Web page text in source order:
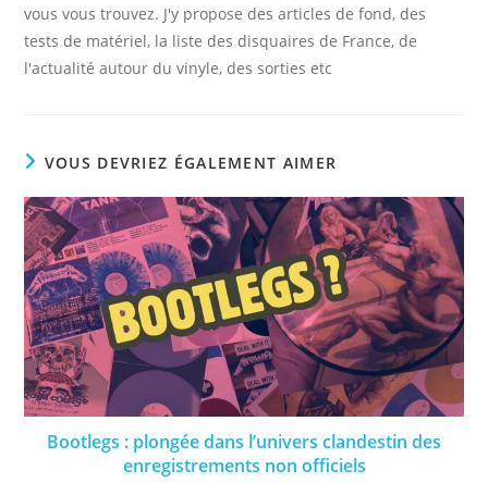
vous vous trouvez. J'y propose des articles de fond, des
tests de matériel, la liste des disquaires de France, de
l'actualité autour du vinyle, des sorties etc
VOUS DEVRIEZ ÉGALEMENT AIMER
Bootlegs : plongée dans l’univers clandestin des
enregistrements non officiels